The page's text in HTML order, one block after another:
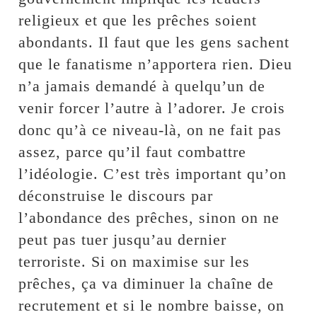
religieux et que les prêches soient
abondants. Il faut que les gens sachent
que le fanatisme n’apportera rien. Dieu
n’a jamais demandé à quelqu’un de
venir forcer l’autre à l’adorer. Je crois
donc qu’à ce niveau-là, on ne fait pas
assez, parce qu’il faut combattre
l’idéologie. C’est très important qu’on
déconstruise le discours par
l’abondance des prêches, sinon on ne
peut pas tuer jusqu’au dernier
terroriste. Si on maximise sur les
prêches, ça va diminuer la chaîne de
recrutement et si le nombre baisse, on